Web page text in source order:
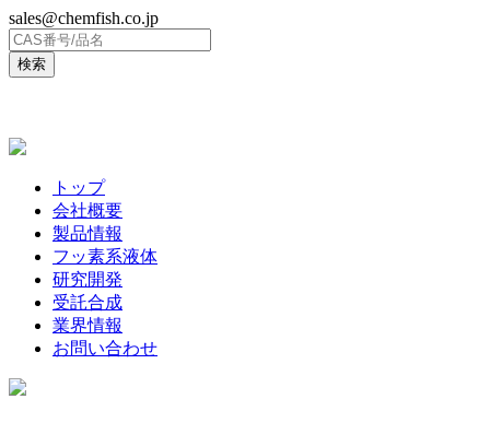
sales@chemfish.co.jp
トップ
会社概要
製品情報
フッ素系液体
研究開発
受託合成
業界情報
お問い合わせ